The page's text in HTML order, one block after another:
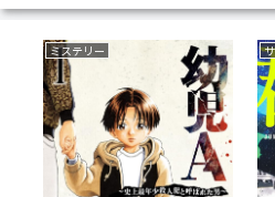
ミステリー